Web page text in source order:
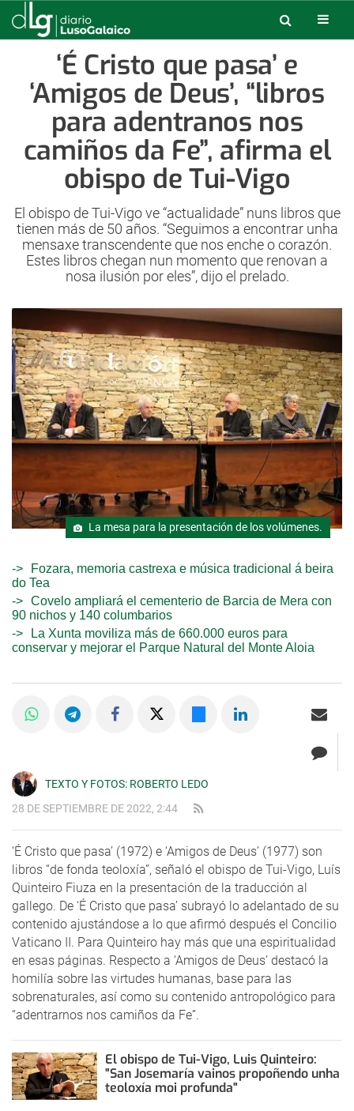
‘É Cristo que pasa’ e
‘Amigos de Deus’, “libros
para adentranos nos
camiños da Fe”, afirma el
obispo de Tui-Vigo
El obispo de Tui-Vigo ve “actualidade” nuns libros que
tienen más de 50 años. “Seguimos a encontrar unha
mensaxe transcendente que nos enche o corazón.
Estes libros chegan nun momento que renovan a
nosa ilusión por eles”, dijo el prelado.
La mesa para la presentación de los volúmenes.
Fozara, memoria castrexa e música tradicional á beira
do Tea
Covelo ampliará el cementerio de Barcia de Mera con
90 nichos y 140 columbarios
La Xunta moviliza más de 660.000 euros para
conservar y mejorar el Parque Natural del Monte Aloia
TEXTO Y FOTOS: ROBERTO LEDO
28 DE SEPTIEMBRE DE 2022, 2:44
‘É Cristo que pasa’ (1972) e ‘Amigos de Deus’ (1977) son
libros “de fonda teoloxía”, señaló el obispo de Tui-Vigo, Luís
Quinteiro Fiuza en la presentación de la traducción al
gallego. De ‘É Cristo que pasa’ subrayó lo adelantado de su
contenido ajustándose a lo que afirmó después el Concilio
Vaticano II. Para Quinteiro hay más que una espiritualidad
en esas páginas. Respecto a ‘Amigos de Deus’ destacó la
homilía sobre las virtudes humanas, base para las
sobrenaturales, así como su contenido antropológico para
“adentrarnos nos camiños da Fe”.
El obispo de Tui-Vigo, Luis Quinteiro:
"San Josemaría vainos propoñendo unha
teoloxía moi profunda"